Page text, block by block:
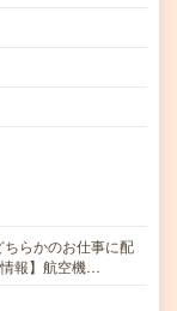
らかのお仕事に配
報】航空機…